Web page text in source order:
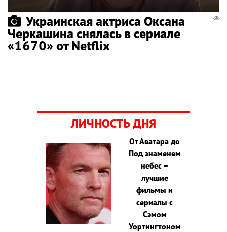
Украинская актриса Оксана
Черкашина снялась в сериале
«1670» от Netflix
ЛИЧНОСТЬ ДНЯ
От Аватара до
Под знаменем
небес –
лучшие
фильмы и
сериалы с
Сэмом
Уортингтоном